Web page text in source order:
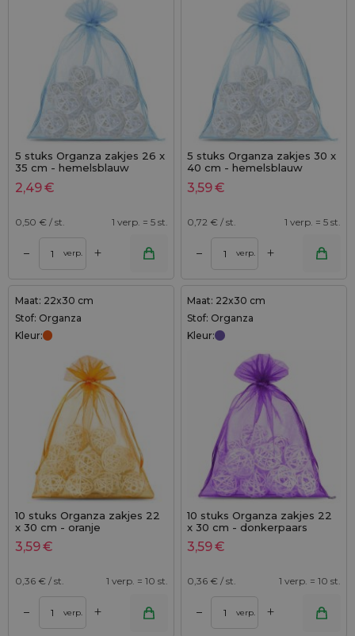
5 stuks Organza zakjes 26 x
35 cm - hemelsblauw
2,49€
0,50 € / st. 1 verp. = 5 st.
– verp. +
5 stuks Organza zakjes 30 x
40 cm - hemelsblauw
3,59€
0,72 € / st. 1 verp. = 5 st.
– verp. +
Maat: 22x30 cm
Stof: Organza
Kleur:
10 stuks Organza zakjes 22
x 30 cm - oranje
3,59€
0,36 € / st. 1 verp. = 10 st.
– verp. +
Maat: 22x30 cm
Stof: Organza
Kleur:
10 stuks Organza zakjes 22
x 30 cm - donkerpaars
3,59€
0,36 € / st. 1 verp. = 10 st.
– verp. +